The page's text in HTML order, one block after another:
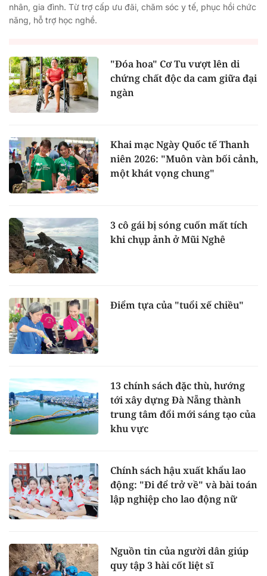
nhân, gia đình. Từ trợ cấp ưu đãi, chăm sóc y tế, phục hồi chức
năng, hỗ trợ học nghề.
"Đóa hoa" Cơ Tu vượt lên di
chứng chất độc da cam giữa đại
ngàn
Khai mạc Ngày Quốc tế Thanh
niên 2026: "Muôn vàn bối cảnh,
một khát vọng chung"
3 cô gái bị sóng cuốn mất tích
khi chụp ảnh ở Mũi Nghê
Điểm tựa của "tuổi xế chiều"
13 chính sách đặc thù, hướng
tới xây dựng Đà Nẵng thành
trung tâm đổi mới sáng tạo của
khu vực
Chính sách hậu xuất khẩu lao
động: "Đi để trở về" và bài toán
lập nghiệp cho lao động nữ
Nguồn tin của người dân giúp
quy tập 3 hài cốt liệt sĩ